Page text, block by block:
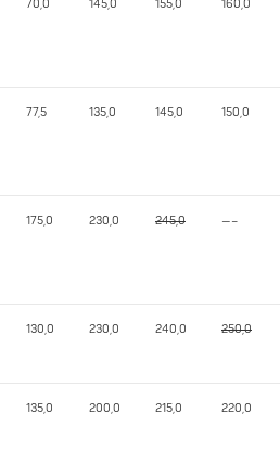
70,0 145,0 155,0 160,0
77,5 135,0 145,0 150,0
175,0 230,0 245,0 —–
130,0 230,0 240,0 250,0
135,0 200,0 215,0 220,0